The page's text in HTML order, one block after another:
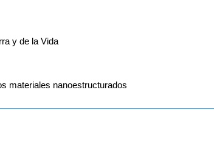
y de la Vida
materiales nanoestructurados